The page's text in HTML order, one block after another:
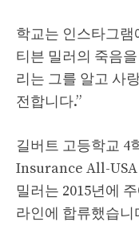
학교는 인스타그
티븐 밀러의 죽음
리는 그를 알고 사
전합니다.”
길버트 고등학교
Insurance All-
밀러는 2015년에
라인에 합류했습니